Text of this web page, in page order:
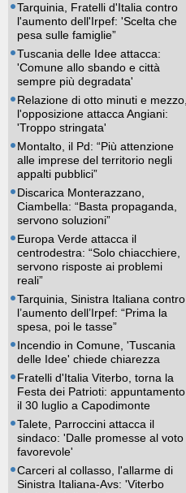
Tarquinia, Fratelli d'Italia contro
l'aumento dell'Irpef: 'Scelta che
pesa sulle famiglie”
Tuscania delle Idee attacca:
'Comune allo sbando e città
sempre più degradata'
Relazione di otto minuti e mezzo,
l'opposizione attacca Angiani:
'Troppo stringata'
Montalto, il Pd: “Più attenzione
alle imprese del territorio negli
appalti pubblici”
Discarica Monterazzano,
Ciambella: “Basta propaganda,
servono soluzioni”
Europa Verde attacca il
centrodestra: “Solo chiacchiere,
servono risposte ai problemi
reali”
Tarquinia, Sinistra Italiana contro
l’aumento dell’Irpef: “Prima la
spesa, poi le tasse”
Incendio in Comune, 'Tuscania
delle Idee' chiede chiarezza
Fratelli d'Italia Viterbo, torna la
Festa dei Patrioti: appuntamento
il 30 luglio a Capodimonte
Talete, Parroccini attacca il
sindaco: 'Dalle promesse al voto
favorevole'
Carceri al collasso, l'allarme di
Sinistra Italiana-Avs: 'Viterbo